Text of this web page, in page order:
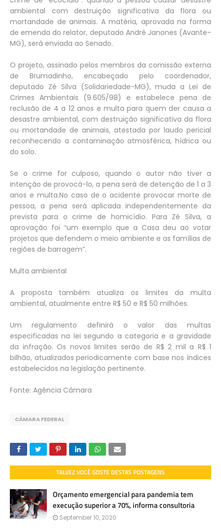
ambiental com destruição significativa da flora ou
mortandade de animais. A matéria, aprovada na forma
de emenda do relator, deputado André Janones (Avante-
MG), será enviada ao Senado.
O projeto, assinado pelos membros da comissão externa
de Brumadinho, encabeçado pelo coordenador,
deputado Zé Silva (Solidariedade-MG), muda a Lei de
Crimes Ambientais (9.605/98) e estabelece pena de
reclusão de 4 a 12 anos e multa para quem der causa a
desastre ambiental, com destruição significativa da flora
ou mortandade de animais, atestada por laudo pericial
reconhecendo a contaminação atmosférica, hídrica ou
do solo.
Se o crime for culposo, quando o autor não tiver a
intenção de provocá-lo, a pena será de detenção de 1 a 3
anos e multa.No caso de o acidente provocar morte de
pessoa, a pena será aplicada independentemente da
prevista para o crime de homicídio. Para Zé Silva, a
aprovação foi “um exemplo que a Casa deu ao votar
projetos que defendem o meio ambiente e as famílias de
regiões de barragem”.
Multa ambiental
A proposta também atualiza os limites da multa
ambiental, atualmente entre R$ 50 e R$ 50 milhões.
Um regulamento definirá o valor das multas
especificadas na lei segundo a categoria e a gravidade
da infração. Os novos limites serão de R$ 2 mil a R$ 1
bilhão, atualizados periodicamente com base nos índices
estabelecidos na legislação pertinente.
Fonte: Agência Câmara
CÂMARA FEDERAL
TALVEZ VOCÊ GOSTE DESTAS POSTAGENS
Orçamento emergencial para pandemia tem
execução superior a 70%, informa consultoria
September 10, 2020